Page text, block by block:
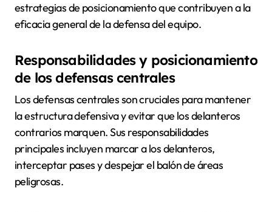
estrategias de posicionamiento que contribuyen a la
eficacia general de la defensa del equipo.
Responsabilidades y posicionamiento
de los defensas centrales
Los defensas centrales son cruciales para mantener
la estructura defensiva y evitar que los delanteros
contrarios marquen. Sus responsabilidades
principales incluyen marcar a los delanteros,
interceptar pases y despejar el balón de áreas
peligrosas.